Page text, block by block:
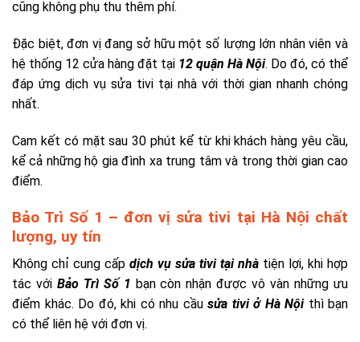
cũng không phụ thu thêm phí.
Đặc biệt, đơn vị đang sở hữu một số lượng lớn nhân viên và
hệ thống 12 cửa hàng đặt tại 12 quận Hà Nội. Do đó, có thể
đáp ứng dịch vụ sửa tivi tại nhà với thời gian nhanh chóng
nhất.
Cam kết có mặt sau 30 phút kể từ khi khách hàng yêu cầu,
kể cả những hộ gia đình xa trung tâm và trong thời gian cao
điểm.
Bảo Trì Số 1 – đơn vị sửa tivi tại Hà Nội chất
lượng, uy tín
Không chỉ cung cấp dịch vụ sửa tivi tại nhà tiện lợi, khi hợp
tác với Bảo Trì Số 1 bạn còn nhận được vô vàn những ưu
điểm khác. Do đó, khi có nhu cầu sửa tivi ở Hà Nội thì bạn
có thể liên hệ với đơn vị.